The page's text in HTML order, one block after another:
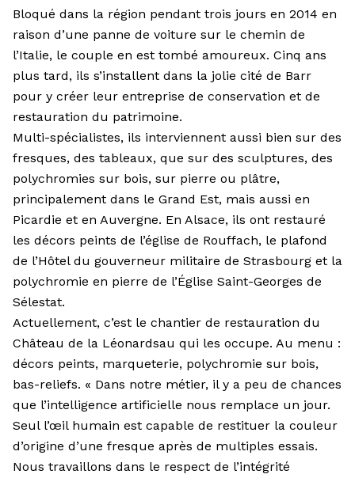
Bloqué dans la région pendant trois jours en 2014 en
raison d’une panne de voiture sur le chemin de
l’Italie, le couple en est tombé amoureux. Cinq ans
plus tard, ils s’installent dans la jolie cité de Barr
pour y créer leur entreprise de conservation et de
restauration du patrimoine.
Multi-spécialistes, ils interviennent aussi bien sur des
fresques, des tableaux, que sur des sculptures, des
polychromies sur bois, sur pierre ou plâtre,
principalement dans le Grand Est, mais aussi en
Picardie et en Auvergne. En Alsace, ils ont restauré
les décors peints de l’église de Rouffach, le plafond
de l’Hôtel du gouverneur militaire de Strasbourg et la
polychromie en pierre de l’Église Saint-Georges de
Sélestat.
Actuellement, c’est le chantier de restauration du
Château de la Léonardsau qui les occupe. Au menu :
décors peints, marqueterie, polychromie sur bois,
bas-reliefs. « Dans notre métier, il y a peu de chances
que l’intelligence artificielle nous remplace un jour.
Seul l’œil humain est capable de restituer la couleur
d’origine d’une fresque après de multiples essais.
Nous travaillons dans le respect de l’intégrité